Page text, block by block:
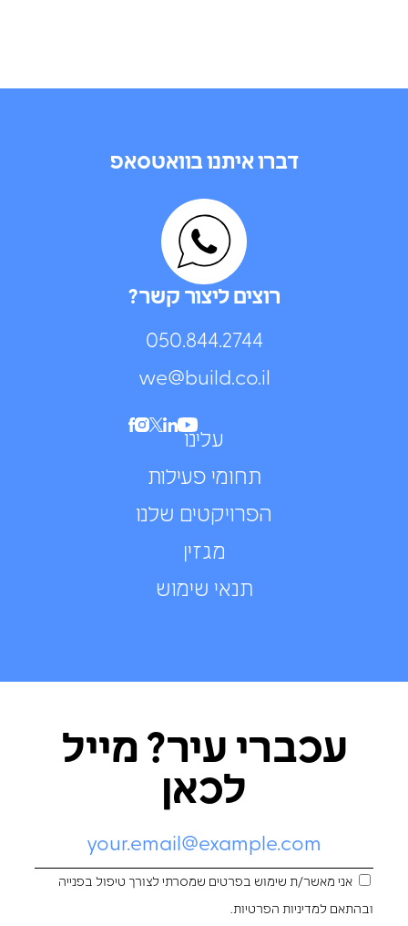
עלינו
תחומי פעילות
הפרויקטים שלנו
מגזין
תנאי שימוש
דברו איתנו בוואטסאפ
רוצים ליצור קשר?
050.844.2744⁩
we@build.co.il
עכברי עיר? מייל
לכאן
אני מאשר/ת שימוש בפרטים שמסרתי לצורך טיפול בפנייה
ובהתאם למדיניות הפרטיות.